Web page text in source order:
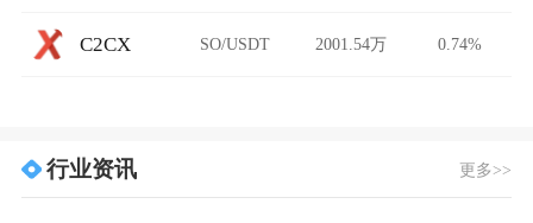
C2CX SO/USDT 2001.54万 0.74%
行业资讯 更多>>